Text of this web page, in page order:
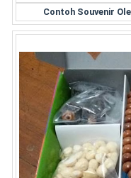
Contoh Souvenir